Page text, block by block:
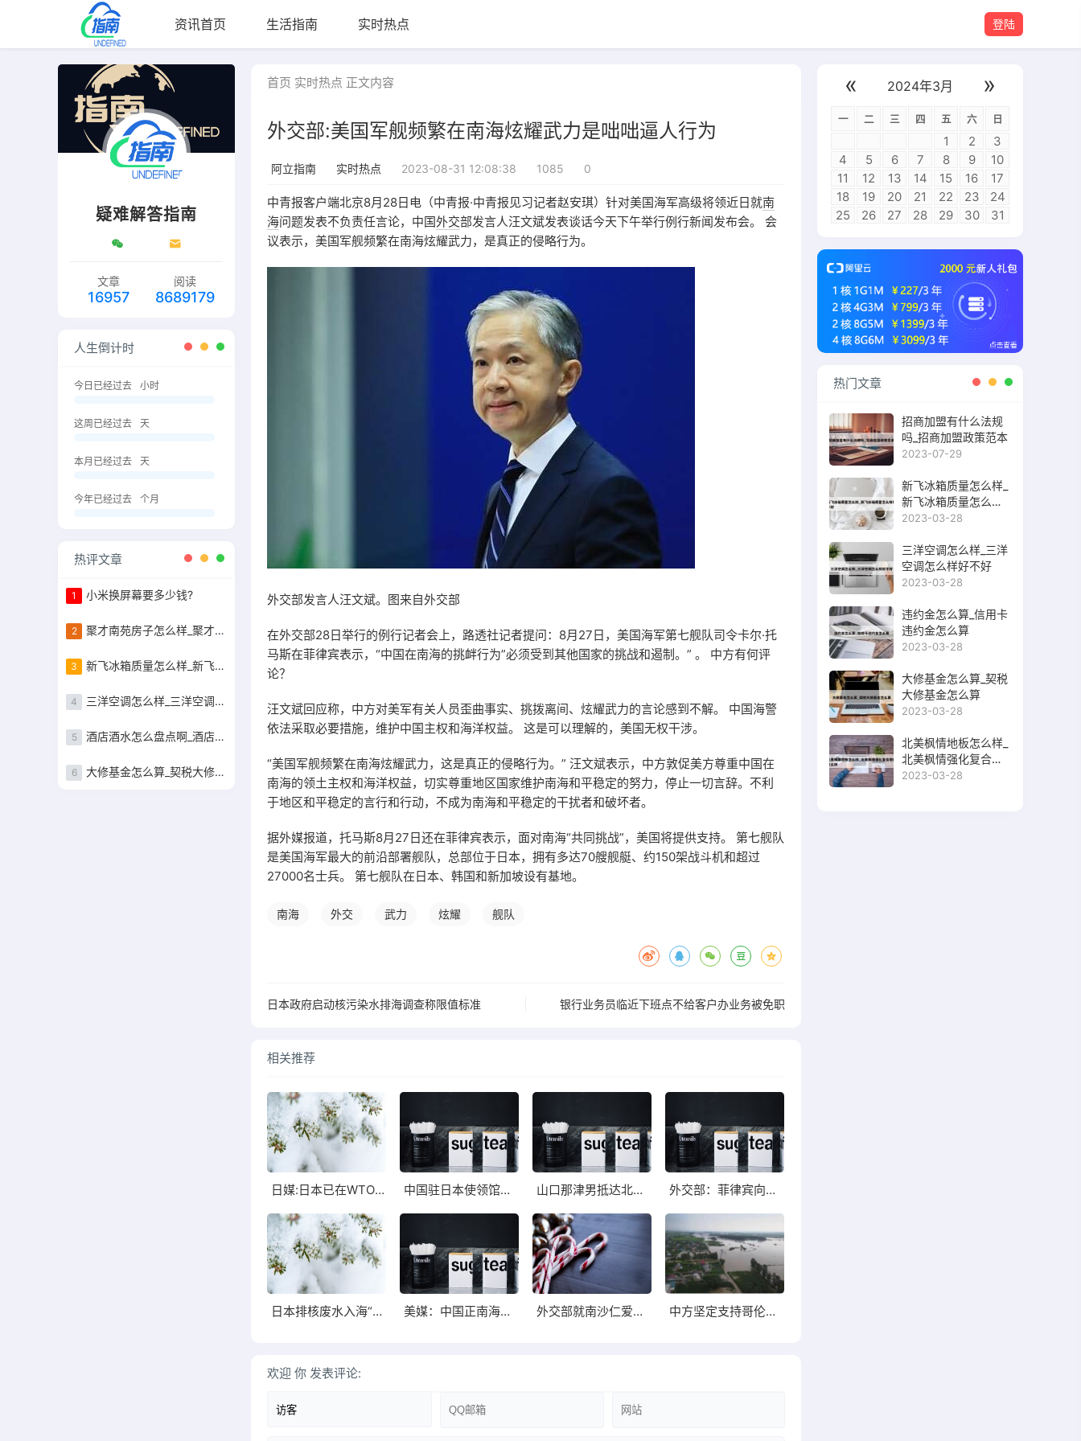
资讯首页 生活指南 实时热点 登陆
疑难解答指南
文章
16957
阅读
8689179
人生倒计时
今日已经过去 小时
这周已经过去 天
本月已经过去 天
今年已经过去 个月
热评文章
1 小米换屏幕要多少钱?
2 聚才南苑房子怎么样_聚才南苑的容积率是
3 新飞冰箱质量怎么样_新飞冰箱质量怎么样好不好
4 三洋空调怎么样_三洋空调怎么样好不好
5 酒店酒水怎么盘点啊_酒店酒水盘点表
6 大修基金怎么算_契税大修基金怎么算
首页 实时热点 正文内容
外交部:美国军舰频繁在南海炫耀武力是咄咄逼人行为
阿立指南 实时热点 2023-08-31 12:08:38 1085 0
中青报客户端北京8月28日电（中青报·中青报见习记者赵安琪）针对美国海军高级将领近日就南
海问题发表不负责任言论，中国外交部发言人汪文斌发表谈话今天下午举行例行新闻发布会。 会
议表示，美国军舰频繁在南海炫耀武力，是真正的侵略行为。
外交部发言人汪文斌。图来自外交部
在外交部28日举行的例行记者会上，路透社记者提问：8月27日，美国海军第七舰队司令卡尔·托
马斯在菲律宾表示，“中国在南海的挑衅行为”必须受到其他国家的挑战和遏制。” 。 中方有何评
论？
汪文斌回应称，中方对美军有关人员歪曲事实、挑拨离间、炫耀武力的言论感到不解。 中国海警
依法采取必要措施，维护中国主权和海洋权益。 这是可以理解的，美国无权干涉。
“美国军舰频繁在南海炫耀武力，这是真正的侵略行为。” 汪文斌表示，中方敦促美方尊重中国在
南海的领土主权和海洋权益，切实尊重地区国家维护南海和平稳定的努力，停止一切言辞。不利
于地区和平稳定的言行和行动，不成为南海和平稳定的干扰者和破坏者。
据外媒报道，托马斯8月27日还在菲律宾表示，面对南海“共同挑战”，美国将提供支持。 第七舰队
是美国海军最大的前沿部署舰队，总部位于日本，拥有多达70艘舰艇、约150架战斗机和超过
27000名士兵。 第七舰队在日本、韩国和新加坡设有基地。
南海 外交 武力 炫耀 舰队
日本政府启动核污染水排海调查称限值标准 银行业务员临近下班点不给客户办业务被免职
相关推荐
日媒:日本已在WTO就中方进口管制提出问题 中国驻日本使领馆遭受滋扰中方敦促日方依法处置 山口那津男抵达北京将与唐家璇会长会面 外交部：菲律宾向中国南沙仁爱礁非法运送各种物资！
日本排核废水入海“极不负责任” 美媒：中国正南海有主权争议中建岛兴建机场 外交部就南沙仁爱礁补给船和海警船进行拦阻攻击 中方坚定支持哥伦比亚和平进程，赞赏各方为推动和平所作努力
欢迎 你 发表评论:
« 2024年3月 »
一 二 三 四 五 六 日
1 2
3
4
5 6 7 8 9
10
11
12 13 14 15 16
17
18
19 20 21 22 23
24
25
26 27 28 29 30 31
热门文章
招商加盟有什么法规
吗_招商加盟政策范本
2023-07-29
新飞冰箱质量怎么样_
新飞冰箱质量怎么样
好不好
2023-03-28
三洋空调怎么样_三洋
空调怎么样好不好
2023-03-28
违约金怎么算_信用卡
违约金怎么算
2023-03-28
大修基金怎么算_契税
大修基金怎么算
2023-03-28
北美枫情地板怎么样_
北美枫情强化复合地
板怎么样
2023-03-28